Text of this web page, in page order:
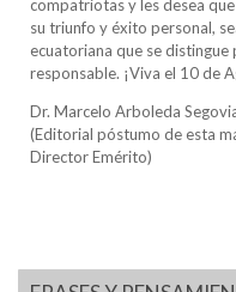
compatriotas y les desea
su triunfo y éxito personal,
ecuatoriana que se
responsable. ¡Viva el 10 de
Dr. Marcelo Arboleda
(Editorial póstumo de esta
Director Emérito)